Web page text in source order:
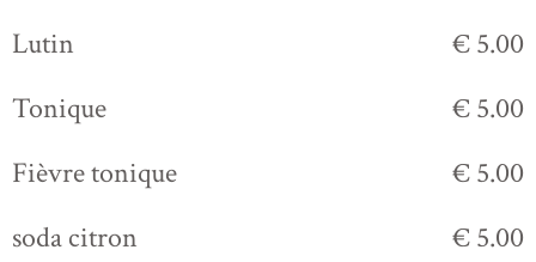
Lutin
€ 5.00
Tonique
€ 5.00
Fièvre tonique
€ 5.00
soda citron
€ 5.00